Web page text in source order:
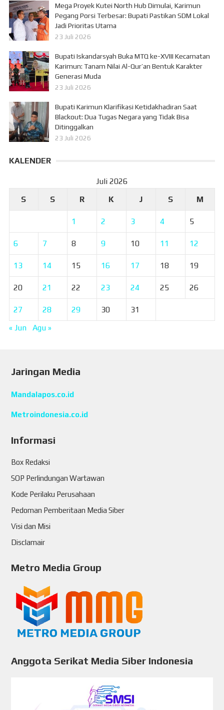
Mega Proyek Kutei North Hub Dimulai, Karimun
Pegang Porsi Terbesar: Bupati Pastikan SDM Lokal
Jadi Prioritas Utama
23 Juli 2026
Bupati Iskandarsyah Buka MTQ ke-XVIII Kecamatan
Karimun: Tanam Nilai Al-Qur’an Bentuk Karakter
Generasi Muda
23 Juli 2026
Bupati Karimun Klarifikasi Ketidakhadiran Saat
Blackout: Dua Tugas Negara yang Tidak Bisa
Ditinggalkan
23 Juli 2026
KALENDER
Juli 2026
S
S R K J S M
1 2 3 4 5
6 7 8 9 10 11 12
13 14 15 16 17 18 19
20 21 22 23 24 25 26
27 28 29 30
31
« Jun
Agu »
Jaringan Media
Mandalapos.co.id
Metroindonesia.co.id
Informasi
Box Redaksi
SOP Perlindungan Wartawan
Kode Perilaku Perusahaan
Pedoman Pemberitaan Media Siber
Visi dan Misi
Disclamair
Metro Media Group
Anggota Serikat Media Siber Indonesia